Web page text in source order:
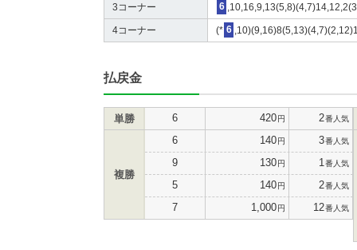
3コーナー 6
4コーナー (* 6
払戻金
単勝 6 420円 2番人気
複勝
6 140円 3番人気
9 130円 1 番人気
5 140円 2番人気
7 1,000円 12番人気